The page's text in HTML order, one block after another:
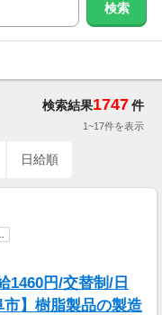
検索
検索結果1747件
1~17件を表示
日給順
1460円/交替制/日
】樹脂製品の製造